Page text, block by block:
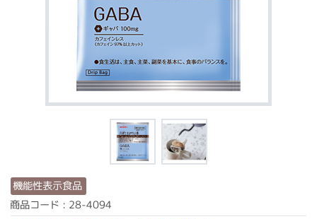
機能性表示食品
商品コード : 28-4094